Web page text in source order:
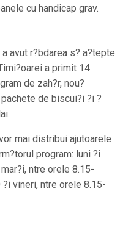
cu handicap grav.
avut r?bdarea s? a?tepte
a primit 14
de zah?r, nou?
de biscui?i ?i ?
mai distribui ajutoarele
program: luni ?i
ntre orele 8.15-
vineri, ntre orele 8.15-